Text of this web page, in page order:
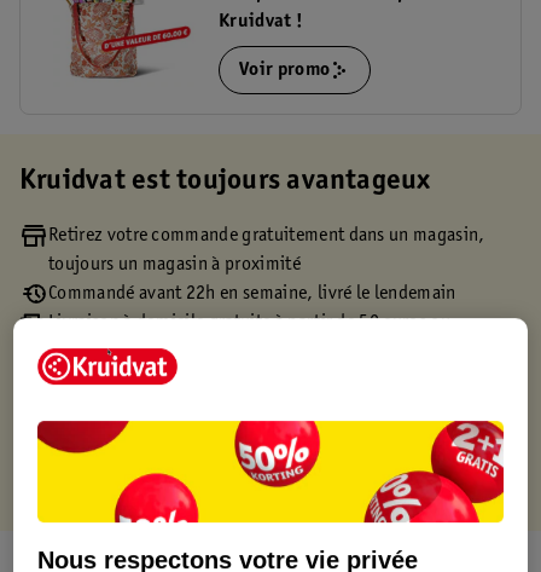
Kruidvat !
Voir promo
Kruidvat est toujours avantageux
Retirez votre commande gratuitement dans un magasin,
toujours un magasin à proximité
Commandé avant 22h en semaine, livré le lendemain
Livraison à domicile gratuite à partir de 50 euros ou
livraison gratuite sur divers produits promotionnels
Retours gratuits dans un délai de 30 jours
Nous respectons votre vie privée